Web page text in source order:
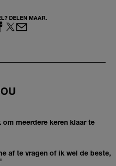
DELEN MAAR.
meerdere keren klaar te
af te vragen of ik wel de beste,